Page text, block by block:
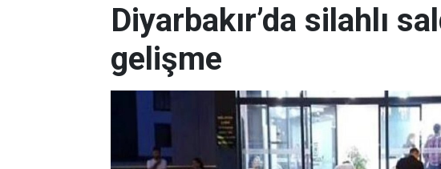
Diyarbakır’da silahlı
gelişme